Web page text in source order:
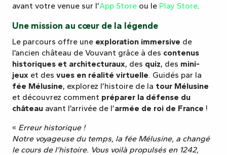
avant votre venue sur l’App Store ou le Play Store.
Une mission au cœur de la légende
Le parcours offre une exploration immersive de
l’ancien château de Vouvant grâce à des contenus
historiques et architecturaux, des quiz, des mini-
jeux et des vues en réalité virtuelle. Guidés par la
fée Mélusine, explorez l’histoire de la tour Mélusine
et découvrez comment préparer la défense du
château avant l’arrivée de l’armée de roi de France !
« Erreur historique !
Notre voyageuse du temps, la fée Mélusine, a changé
le cours de l’histoire. Vous voilà propulsés en 1242,